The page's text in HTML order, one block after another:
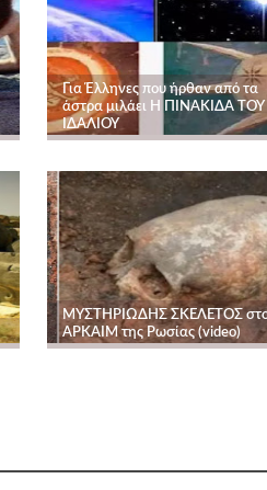
Για Έλληνες που ήρθαν από τα
άστρα μιλάει Η ΠΙΝΑΚΙΔΑ ΤΟΥ
ΙΔΑΛΙΟΥ
ΜΥΣΤΗΡΙΩΔΗΣ ΣΚΕΛΕΤΟΣ
ΑΡΚΑΙΜ της Ρωσίας (video)